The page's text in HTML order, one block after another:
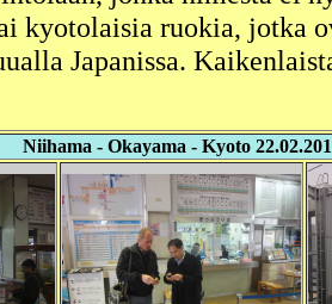
kyotolaisia ruokia, jotka
Japanissa.
Niihama - Okayama - Kyoto